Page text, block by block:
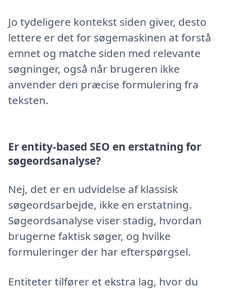
Jo tydeligere kontekst siden giver, desto
lettere er det for søgemaskinen at forstå
emnet og matche siden med relevante
søgninger, også når brugeren ikke
anvender den præcise formulering fra
teksten.
Er entity-based SEO en erstatning for
søgeordsanalyse?
Nej, det er en udvidelse af klassisk
søgeordsarbejde, ikke en erstatning.
Søgeordsanalyse viser stadig, hvordan
brugerne faktisk søger, og hvilke
formuleringer der har efterspørgsel.
Entiteter tilfører et ekstra lag, hvor du